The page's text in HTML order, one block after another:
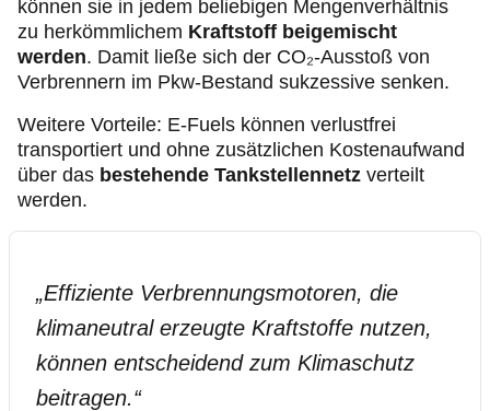
können sie in jedem beliebigen Mengenverhältnis
zu herkömmlichem Kraftstoff beigemischt
werden. Damit ließe sich der CO₂-Ausstoß von
Verbrennern im Pkw-Bestand sukzessive senken.
Weitere Vorteile: E-Fuels können verlustfrei
transportiert und ohne zusätzlichen Kostenaufwand
über das bestehende Tankstellennetz verteilt
werden.
„Effiziente Verbrennungsmotoren, die
klimaneutral erzeugte Kraftstoffe nutzen,
können entscheidend zum Klimaschutz
beitragen.“